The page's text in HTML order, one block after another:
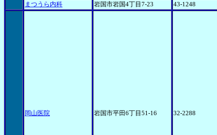
まつうら内科
岩国市岩国4丁目7-23 43-1248
岡山医院 岩国市平田6丁目51-16 32-2288